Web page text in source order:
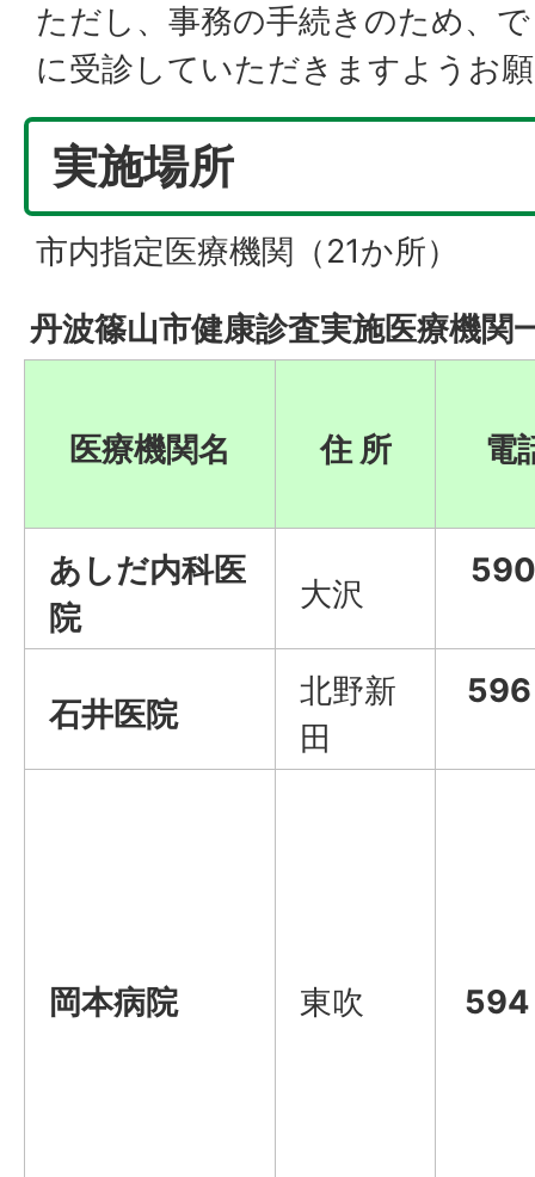
ただし、事務の手続きのため、
に受診していただきますようお
実施場所
市内指定医療機関（21か所）
丹波篠山市健康診査実施医療機関
医療機関名 住 所 電
あしだ内科医
院
大沢
石井医院
北野新
田
岡本病院 東吹 594